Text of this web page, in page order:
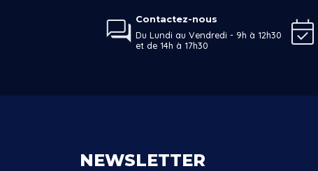
Contactez-nous
Du Lundi au Vendredi - 9h à 12h30
et de 14h à 17h30
NEWSLETTER